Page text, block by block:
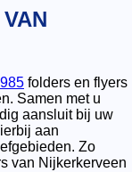
folders en flyers
Samen met u
aansluit bij uw
aan
Zo
van Nijkerkerveen